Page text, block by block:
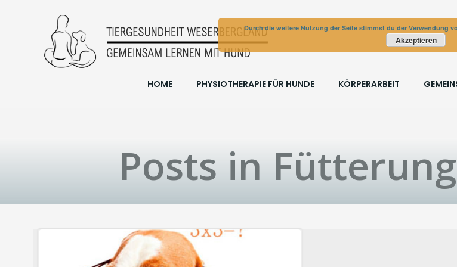
HOME PHYSIOTHERAPIE FÜR HUNDE KÖRPERARBEIT
Posts in
Durch die weitere Nutzung der Seite stimmst du der Verwendung
Akzeptieren